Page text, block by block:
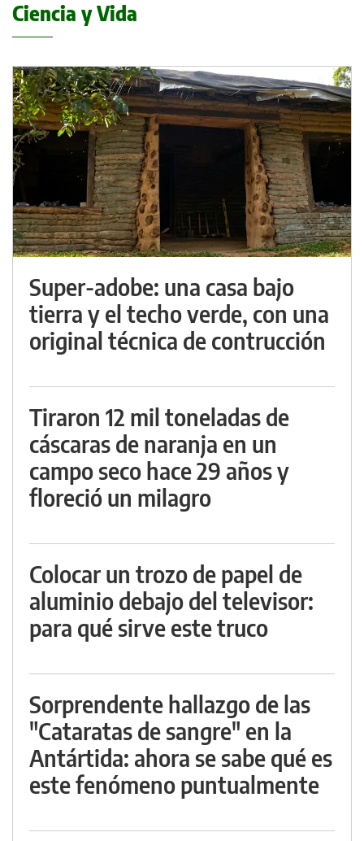
Ciencia y Vida
Super-adobe: una casa bajo
tierra y el techo verde, con una
original técnica de contrucción
Tiraron 12 mil toneladas de
cáscaras de naranja en un
campo seco hace 29 años y
floreció un milagro
Colocar un trozo de papel de
aluminio debajo del televisor:
para qué sirve este truco
Sorprendente hallazgo de las
"Cataratas de sangre" en la
Antártida: ahora se sabe qué es
este fenómeno puntualmente